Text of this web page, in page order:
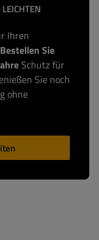
Ihren
Sie
Schutz für
Sie noch
ohne